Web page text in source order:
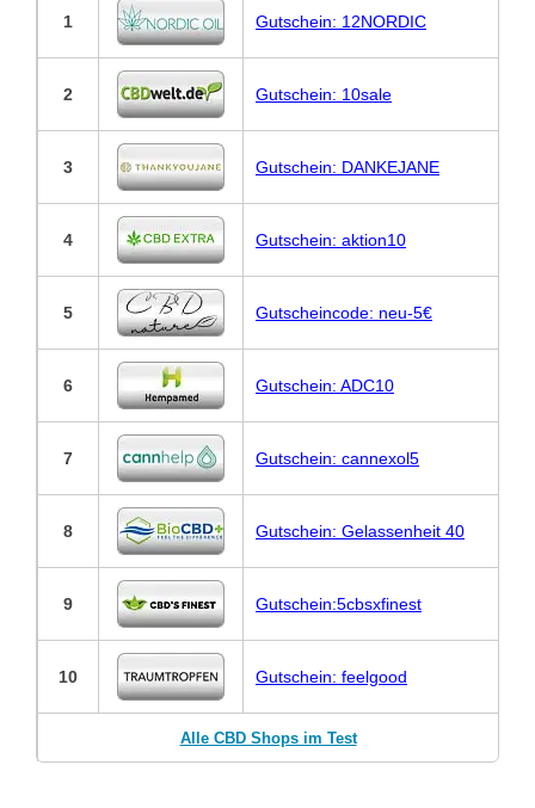
1 Gutschein: 12NORDIC
2 Gutschein: 10sale
3 Gutschein: DANKEJANE
4 Gutschein: aktion10
5 Gutscheincode: neu-5€
6 Gutschein: ADC10
7 Gutschein: cannexol5
8 Gutschein: Gelassenheit 40
9 Gutschein:5cbsxfinest
10 Gutschein: feelgood
Alle CBD Shops im Test